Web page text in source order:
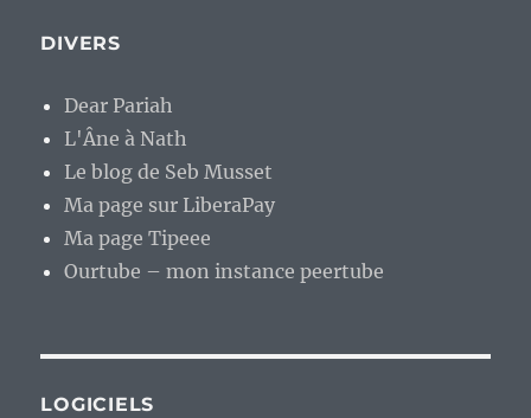
DIVERS
Dear Pariah
L'Âne à Nath
Le blog de Seb Musset
Ma page sur LiberaPay
Ma page Tipeee
Ourtube – mon instance peertube
LOGICIELS